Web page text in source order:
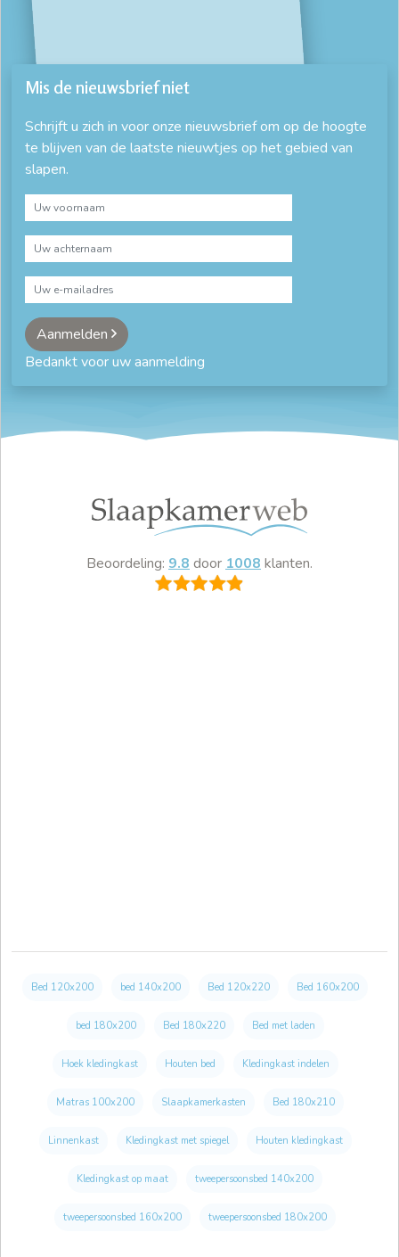
Mis de nieuwsbrief niet
Schrijft u zich in voor onze nieuwsbrief om op de hoogte
te blijven van de laatste nieuwtjes op het gebied van
slapen.
Aanmelden
Bedankt voor uw aanmelding
Beoordeling: 9.8 door 1008 klanten.
Bed 120x200 bed 140x200 Bed 120x220 Bed 160x200
bed 180x200 Bed 180x220 Bed met laden
Hoek kledingkast Houten bed Kledingkast indelen
Matras 100x200 Slaapkamerkasten Bed 180x210
Linnenkast Kledingkast met spiegel Houten kledingkast
Kledingkast op maat tweepersoonsbed 140x200
tweepersoonsbed 160x200 tweepersoonsbed 180x200